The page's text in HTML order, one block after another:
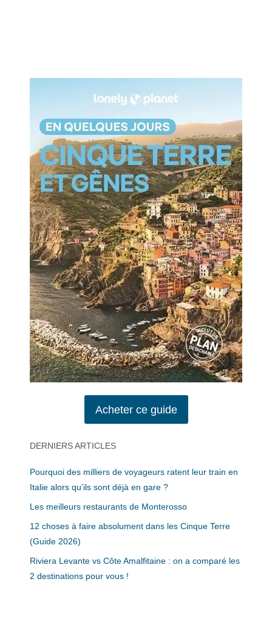
Acheter ce guide
DERNIERS ARTICLES
Pourquoi des milliers de voyageurs ratent leur train en
Italie alors qu’ils sont déjà en gare ?
Les meilleurs restaurants de Monterosso
12 choses à faire absolument dans les Cinque Terre
(Guide 2026)
Riviera Levante vs Côte Amalfitaine : on a comparé les
2 destinations pour vous !